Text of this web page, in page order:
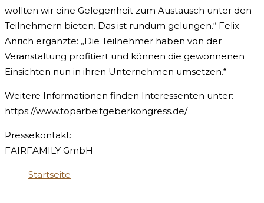
wollten wir eine Gelegenheit zum Austausch unter den
Teilnehmern bieten. Das ist rundum gelungen.“ Felix
Anrich ergänzte: „Die Teilnehmer haben von der
Veranstaltung profitiert und können die gewonnenen
Einsichten nun in ihren Unternehmen umsetzen.“
Weitere Informationen finden Interessenten unter:
https://www.toparbeitgeberkongress.de/
Pressekontakt:
FAIRFAMILY GmbH
Startseite